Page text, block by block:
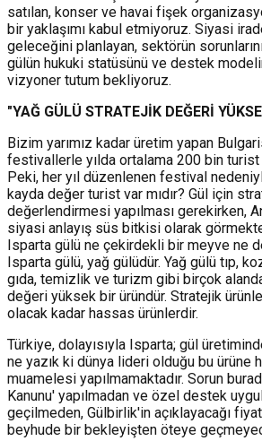
satılan, konser ve havai fişek
bir yaklaşımı kabul etmiyoruz. Siyasi
geleceğini planlayan, sektörün
gülün hukuki statüsünü ve destek
vizyoner tutum bekliyoruz.
"YAĞ GÜLÜ STRATEJİK DEĞERİ
Bizim yarımız kadar üretim yapan
festivallerle yılda ortalama 200 bin
Peki, her yıl düzenlenen festival
kayda değer turist var mıdır? Gül için
değerlendirmesi yapılması gerekirken,
siyasi anlayış süs bitkisi olarak
Isparta gülü ne çekirdekli bir meyve ne
Isparta gülü, yağ gülüdür. Yağ gülü tıp,
gıda, temizlik ve turizm gibi birçok
değeri yüksek bir üründür. Stratejik
olacak kadar hassas ürünlerdir.
Türkiye, dolayısıyla Isparta; gül
ne yazık ki dünya lideri olduğu bu ürüne
muamelesi yapılmamaktadır. Sorun
Kanunu' yapılmadan ve özel destek
geçilmeden, Gülbirlik'in açıklayacağı
beyhude bir bekleyişten öteye